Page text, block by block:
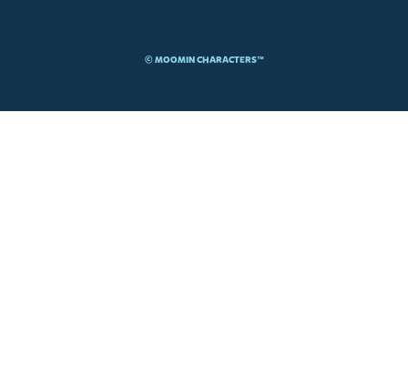
© MOOMIN CHARACTERS™​